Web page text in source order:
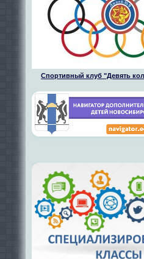
Спортивный клуб "Девять